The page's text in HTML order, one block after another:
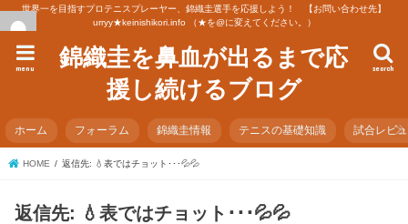
世界一を目指すプロテニスプレーヤー、錦織圭選手を応援しよう！ 【お問い合わせ先】
urryy★keinishikori.info （★を@に変えてください。）
錦織圭を鼻血が出るまで応
援し続けるブログ
search
menu
ホーム フォーラム 錦織圭情報 テニスの基礎知識 試合レビ
HOME 返信先: 💧表ではチョット･･･💦💦
返信先: 💧表ではチョット･･･💦💦